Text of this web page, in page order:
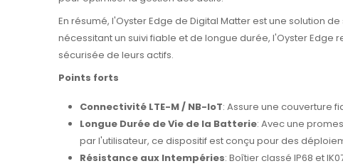
En résumé, l'Oyster Edge de Digital Matter est une solution
nécessitant un suivi fiable et de longue durée, l'Oyster
sécurisée de leurs actifs.
Points forts
Connectivité LTE-M / NB-IoT: Assure une couverture
Longue Durée de Vie de la Batterie: Avec une
par l'utilisateur, ce dispositif est conçu pour des
Résistance aux Intempéries: Boîtier classé IP68 et